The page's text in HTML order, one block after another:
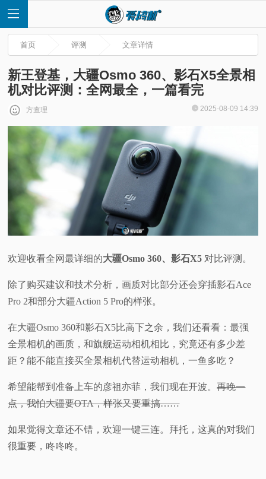
首
快
讯
测
视
科
体
验
首页 评测 文章详情
新王登基，大疆Osmo 360、影石X5全景相
机对比评测：全网最全，一篇看完
方查理 2025-08-09 14:39
欢迎收看全网最详细的大疆Osmo 360、影石X5 对比评测。
除了购买建议和技术分析，画质对比部分还会穿插影石Ace
Pro 2和部分大疆Action 5 Pro的样张。
在大疆Osmo 360和影石X5比高下之余，我们还看看：最强
全景相机的画质，和旗舰运动相机相比，究竟还有多少差
距？能不能直接买全景相机代替运动相机，一鱼多吃？
希望能帮到准备上车的彦祖亦菲，我们现在开波。再晚一
点，我怕大疆要OTA，样张又要重搞……
如果觉得文章还不错，欢迎一键三连。拜托，这真的对我们
很重要，咚咚咚。